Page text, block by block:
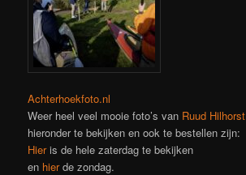
Achterhoekfoto.nl
Weer heel veel mooie foto’s van Ruud Hilhorst
hieronder te bekijken en ook te bestellen zijn:
Hieris de hele zaterdag te bekijken
en hierde zondag.